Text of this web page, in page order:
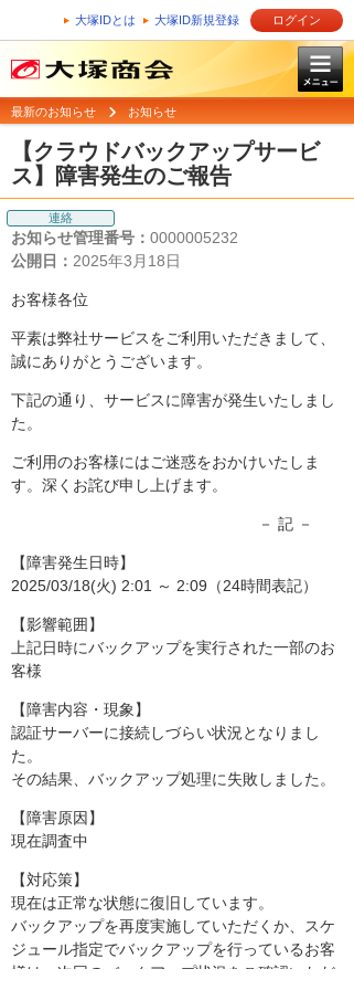
大塚IDとは 大塚ID新規登録 ログイン
最新のお知らせ お知らせ
【クラウドバックアップサービ
ス】障害発生のご報告
連絡
お知らせ管理番号： 0000005232
公開日： 2025年3月18日
お客様各位
平素は弊社サービスをご利用いただきまして、
誠にありがとうございます。
下記の通り、サービスに障害が発生いたしまし
た。
ご利用のお客様にはご迷惑をおかけいたしま
す。深くお詫び申し上げます。
－ 記 －
【障害発生日時】
2025/03/18(火) 2:01 ～ 2:09（24時間表記）
【影響範囲】
上記日時にバックアップを実行された一部のお
客様
【障害内容・現象】
認証サーバーに接続しづらい状況となりまし
た。
その結果、バックアップ処理に失敗しました。
【障害原因】
現在調査中
【対応策】
現在は正常な状態に復旧しています。
バックアップを再度実施していただくか、スケ
ジュール指定でバックアップを行っているお客
様は、次回のバックアップ状況をご確認いただ